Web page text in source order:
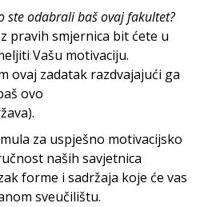
ste odabrali baš ovaj fakultet?
pravih smjernica bit ćete u
Vašu motivaciju.
ovaj zadatak razdvajajući ga
ovo
za uspješno motivacijsko
naših savjetnica
forme i sadržaja koje će vas
sveučilištu.